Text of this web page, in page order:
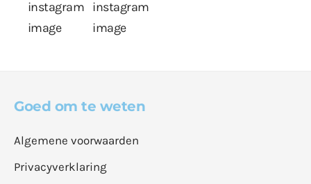
Goed om te weten
Algemene voorwaarden
Privacyverklaring